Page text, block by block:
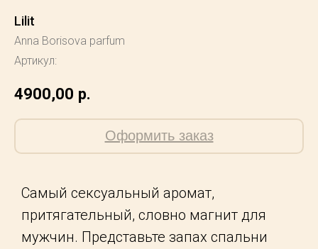
Lilit
Anna Borisova parfum
Артикул:
4900,00 р.
Оформить заказ
Самый сексуальный аромат,
притягательный, словно магнит для
мужчин. Представьте запах спальни